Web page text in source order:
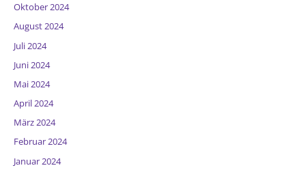
Oktober 2024
August 2024
Juli 2024
Juni 2024
Mai 2024
April 2024
März 2024
Februar 2024
Januar 2024